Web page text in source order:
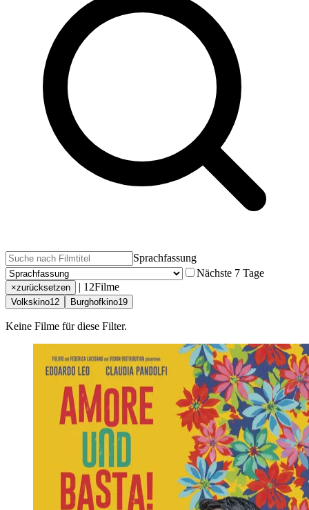
Sprachfassung
Nächste 7 Tage
×zurücksetzen | 12Filme
Volkskino12 Burghofkino19
Keine Filme für diese Filter.